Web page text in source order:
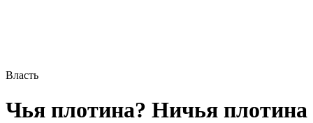
Власть
Чья плотина? Ничья плотина